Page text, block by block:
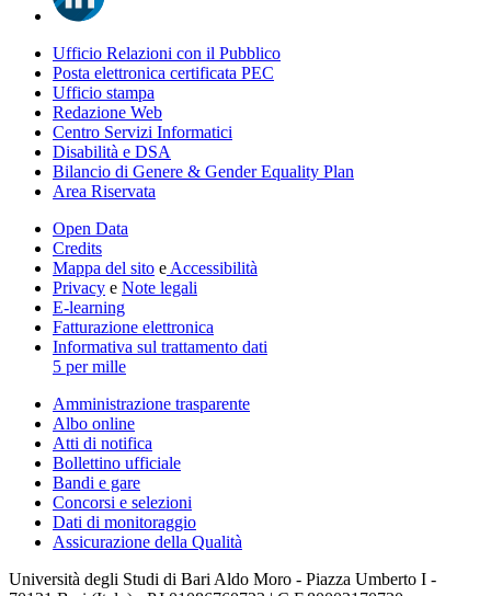
Ufficio Relazioni con il Pubblico
Posta elettronica certificata PEC
Ufficio stampa
Redazione Web
Centro Servizi Informatici
Disabilità e DSA
Bilancio di Genere & Gender Equality Plan
Area Riservata
Open Data
Credits
Mappa del sito e Accessibilità
Privacy e Note legali
E-learning
Fatturazione elettronica
Informativa sul trattamento dati
5 per mille
Amministrazione trasparente
Albo online
Atti di notifica
Bollettino ufficiale
Bandi e gare
Concorsi e selezioni
Dati di monitoraggio
Assicurazione della Qualità
Università degli Studi di Bari Aldo Moro - Piazza Umberto I -